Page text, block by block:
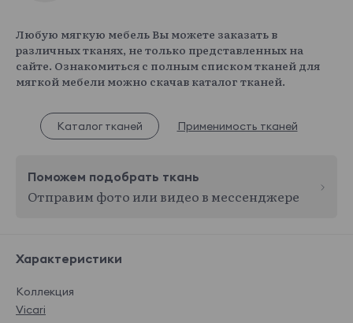
Любую мягкую мебель Вы можете заказать в
различных тканях, не только представленных на
сайте. Ознакомиться с полным списком тканей для
мягкой мебели можно скачав каталог тканей.
Каталог тканей Применимость тканей
Поможем подобрать ткань
Отправим фото или видео в мессенджере
Характеристики
Коллекция
Vicari